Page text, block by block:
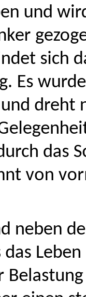
und
sich
Es
dreht
das
von
neben
das